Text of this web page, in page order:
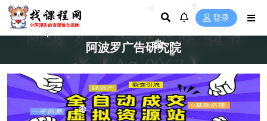
❅
❅
❅
❅
❅
登录
阿波罗广告研究院